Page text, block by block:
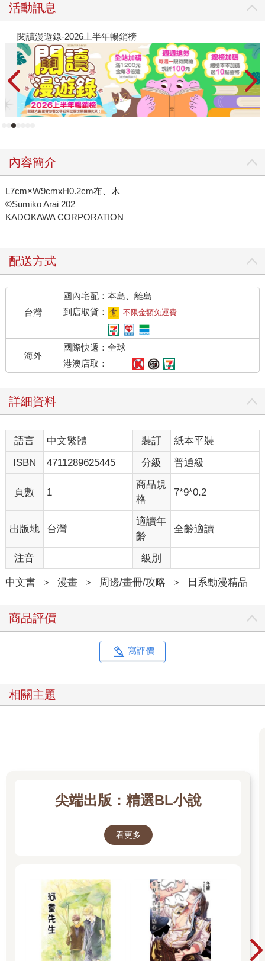
活動訊息
閱讀漫遊錄-2026上半年暢銷榜
內容簡介
L7cm×W9cmxH0.2cm布、木
©Sumiko Arai 202
KADOKAWA CORPORATION
配送方式
台灣
國內宅配：本島、離島
到店取貨：
不限金額免運費
海外
國際快遞：全球
港澳店取：
詳細資料
語言 中文繁體 裝訂
紙本平裝
ISBN
4711289625445 分級 普通級
頁數 1
商品規
格
7*9*0.2
出版地 台灣
適讀年
齡
全齡適讀
注音 級別
中文書 ＞ 漫畫 ＞ 周邊/畫冊/攻略 ＞ 日系動漫精品
商品評價
寫評價
相關主題
尖端出版：精選BL小說
看更多